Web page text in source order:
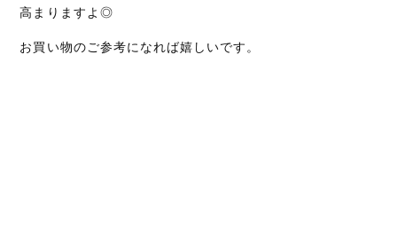
高まりますよ◎
お買い物のご参考になれば嬉しいです。